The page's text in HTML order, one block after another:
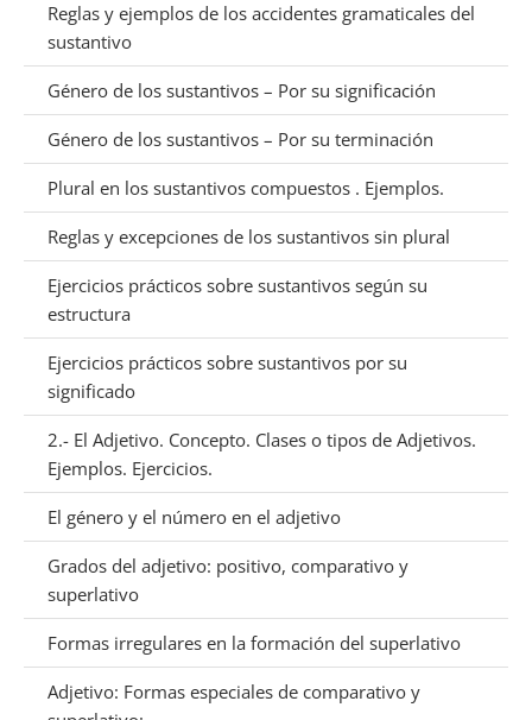
Reglas y ejemplos de los accidentes gramaticales del
sustantivo
Género de los sustantivos – Por su significación
Género de los sustantivos – Por su terminación
Plural en los sustantivos compuestos . Ejemplos.
Reglas y excepciones de los sustantivos sin plural
Ejercicios prácticos sobre sustantivos según su
estructura
Ejercicios prácticos sobre sustantivos por su
significado
2.- El Adjetivo. Concepto. Clases o tipos de Adjetivos.
Ejemplos. Ejercicios.
El género y el número en el adjetivo
Grados del adjetivo: positivo, comparativo y
superlativo
Formas irregulares en la formación del superlativo
Adjetivo: Formas especiales de comparativo y